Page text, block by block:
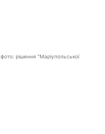
рішення “Маріупольської